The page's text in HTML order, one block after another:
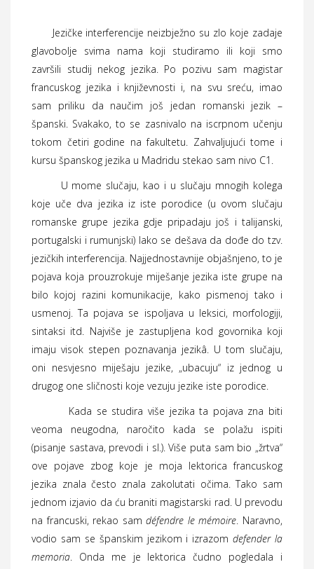
Jezičke interferencije neizbježno su zlo koje zadaje
glavobolje svima nama koji studiramo ili koji smo
završili studij nekog jezika. Po pozivu sam magistar
francuskog jezika i književnosti i, na svu sreću, imao
sam priliku da naučim još jedan romanski jezik –
španski. Svakako, to se zasnivalo na iscrpnom učenju
tokom četiri godine na fakultetu. Zahvaljujući tome i
kursu španskog jezika u Madridu stekao sam nivo C1.
U mome slučaju, kao i u slučaju mnogih kolega
koje uče dva jezika iz iste porodice (u ovom slučaju
romanske grupe jezika gdje pripadaju još i talijanski,
portugalski i rumunjski) lako se dešava da dođe do tzv.
jezičkih interferencija. Najjednostavnije objašnjeno, to je
pojava koja prouzrokuje miješanje jezika iste grupe na
bilo kojoj razini komunikacije, kako pismenoj tako i
usmenoj. Ta pojava se ispoljava u leksici, morfologiji,
sintaksi itd. Najviše je zastupljena kod govornika koji
imaju visok stepen poznavanja jezikâ. U tom slučaju,
oni nesvjesno miješaju jezike, „ubacuju“ iz jednog u
drugog one sličnosti koje vezuju jezike iste porodice.
Kada se studira više jezika ta pojava zna biti
veoma neugodna, naročito kada se polažu ispiti
(pisanje sastava, prevodi i sl.). Više puta sam bio „žrtva“
ove pojave zbog koje je moja lektorica francuskog
jezika znala često znala zakolutati očima. Tako sam
jednom izjavio da ću braniti magistarski rad. U prevodu
na francuski, rekao samdéfendre le mémoire. Naravno,
vodio sam se španskim jezikom i izrazomdefender la
memoria. Onda me je lektorica čudno pogledala i